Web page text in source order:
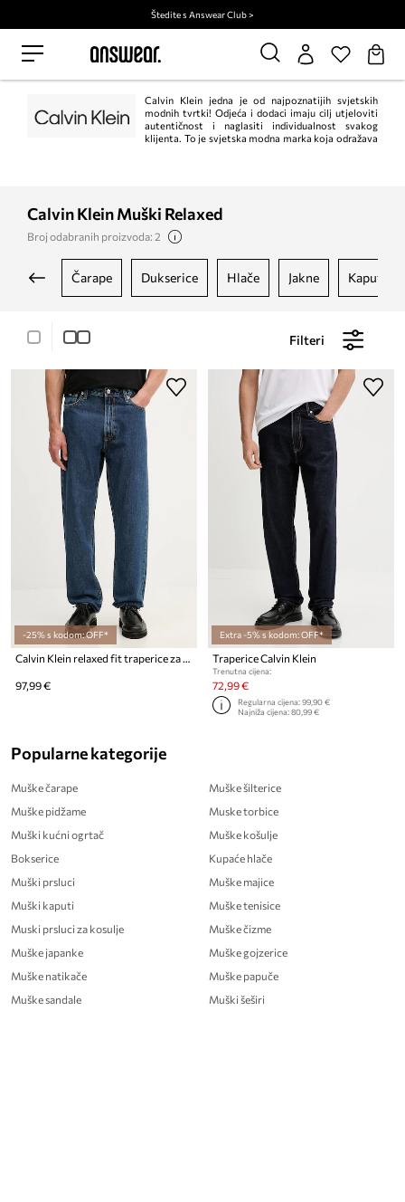
Štedite s Answear Club >
Calvin Klein jedna je od najpoznatijih svjetskih
modnih tvrtki! Odjeća i dodaci imaju cilj utjeloviti
autentičnost i naglasiti individualnost svakog
klijenta. To je svjetska modna marka koja odražava
Calvin Klein Muški Relaxed
Broj odabranih proizvoda: 2
čarape dukserice hlače jakne kaputi
Filteri
-25% s kodom: OFF*
Calvin Klein relaxed fit traperice za muškarce
97,99 €
Extra -5% s kodom: OFF*
Traperice Calvin Klein
Trenutna cijena:
72,99 €
Regularna cijena:99,90 €
Najniža cijena:80,99 €
Popularne kategorije
Muške čarape
Muške pidžame
Muški kućni ogrtač
Bokserice
Muški prsluci
Muški kaputi
Muski prsluci za kosulje
Muške japanke
Muške natikače
Muške sandale
Muške šilterice
Muske torbice
Muške košulje
Kupaće hlače
Muške majice
Muške tenisice
Muške čizme
Muške gojzerice
Muške papuče
Muški šeširi